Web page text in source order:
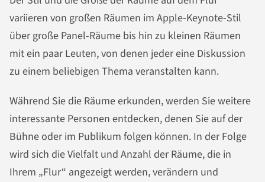
variieren von großen Räumen im Apple-Keynote-Stil
über große Panel-Räume bis hin zu kleinen Räumen
mit ein paar Leuten, von denen jeder eine Diskussion
zu einem beliebigen Thema veranstalten kann.
Während Sie die Räume erkunden, werden Sie weitere
interessante Personen entdecken, denen Sie auf der
Bühne oder im Publikum folgen können. In der Folge
wird sich die Vielfalt und Anzahl der Räume, die in
Ihrem „Flur“ angezeigt werden, verändern und